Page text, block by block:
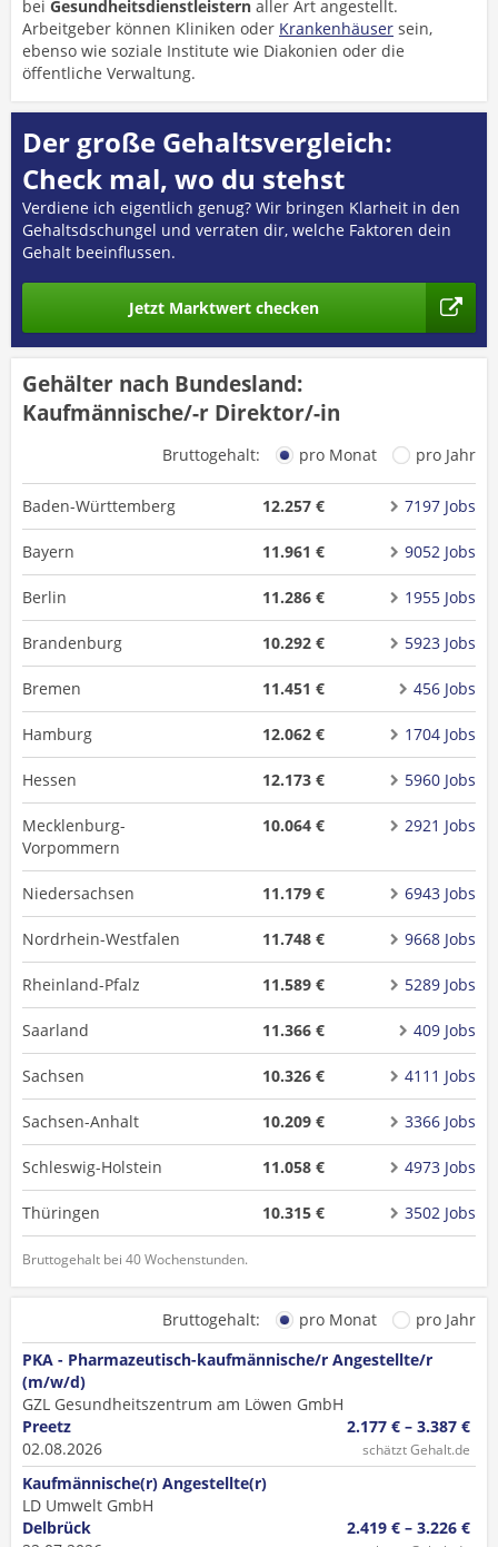
bei Gesundheitsdienstleistern aller Art angestellt.
Arbeitgeber können Kliniken oder Krankenhäuser sein,
ebenso wie soziale Institute wie Diakonien oder die
öffentliche Verwaltung.
Der große Gehaltsvergleich:
Check mal, wo du stehst
Verdiene ich eigentlich genug? Wir bringen Klarheit in den
Gehaltsdschungel und verraten dir, welche Faktoren dein
Gehalt beeinflussen.
Jetzt Marktwert checken
Gehälter nach Bundesland:
Kaufmännische/-r Direktor/-in
Bruttogehalt: pro Monat pro Jahr
Baden-Württemberg 12.257 € 7197 Jobs
Bayern 11.961 € 9052 Jobs
Berlin 11.286 € 1955 Jobs
Brandenburg 10.292 € 5923 Jobs
Bremen 11.451 € 456 Jobs
Hamburg 12.062 € 1704 Jobs
Hessen 12.173 € 5960 Jobs
Mecklenburg-
Vorpommern
10.064 € 2921 Jobs
Niedersachsen 11.179 € 6943 Jobs
Nordrhein-Westfalen 11.748 € 9668 Jobs
Rheinland-Pfalz 11.589 € 5289 Jobs
Saarland 11.366 € 409 Jobs
Sachsen 10.326 € 4111 Jobs
Sachsen-Anhalt 10.209 € 3366 Jobs
Schleswig-Holstein 11.058 € 4973 Jobs
Thüringen 10.315 € 3502 Jobs
Bruttogehalt bei 40 Wochenstunden.
Bruttogehalt: pro Monat
pro Jahr
PKA - Pharmazeutisch-kaufmännische/r Angestellte/r
(m/w/d)
GZL Gesundheitszentrum am Löwen GmbH
Preetz
02.08.2026
2.177 € – 3.387 €
schätzt Gehalt.de
Kaufmännische(r) Angestellte(r)
LD Umwelt GmbH
Delbrück
2.419 € – 3.226 €